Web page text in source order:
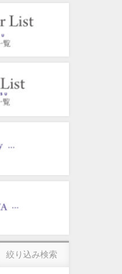
絞り込み検索